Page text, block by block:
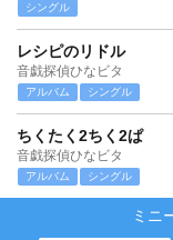
シングル
レシピのリドル
音戯探偵ひなビタ
アルバム シングル
ちくたく2ちく2ぱ
音戯探偵ひなビタ
アルバム シングル
ミニ